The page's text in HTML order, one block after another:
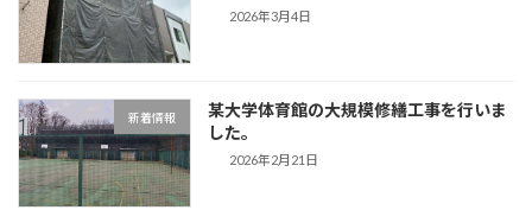
2026年3月4日
新着情報
某大学体育館の大規模修繕工事を行いま
した。
2026年2月21日